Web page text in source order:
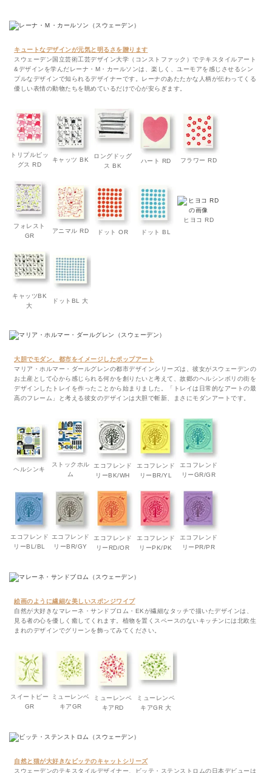
キュートなデザインが元気と明るさを贈ります
スウェーデン国立芸術工芸デザイン大学（コンストファック）でテキスタイルアート
&デザインを学んだレーナ・M・カールソンは、楽しく、ユーモアを感じさせるシン
プルなデザインで知られるデザイナーです。レーナのあたたかな人柄が伝わってくる
優しい表情の動物たちを眺めているだけで心が安らぎます。
トリプルピッ
グス RD
キャッツ BK
ロングドッグ
ス BK
ハート RD フラワー RD
フォレスト
GR
アニマル RD ドット OR ドット BL
ヒヨコ RD
キャッツBK
大
ドットBL 大
大胆でモダン、都市をイメージしたポップアート
マリア・ホルマー・ダールグレンの都市デザインシリーズは、彼女がスウェーデンの
お土産として心から感じられる何かを創りたいと考えて、故郷のヘルシンボリの街を
デザインしたトレイを作ったことから始まりました。「トレイは日常的なアートの最
高のフレーム」と考える彼女のデザインは大胆で斬新、まさにモダンアートです。
ヘルシンキ
ストックホル
ム
エコフレンド
リーBK/WH
エコフレンド
リーBR/YL
エコフレンド
リーGR/GR
エコフレンド
リーBL/BL
エコフレンド
リーBR/GY
エコフレンド
リーRD/OR
エコフレンド
リーPK/PK
エコフレンド
リーPR/PR
絵画のように繊細な美しいスポンジワイプ
自然が大好きなマレーネ・サンドブロム・EKが繊細なタッチで描いたデザインは、
見る者の心を優しく癒してくれます。植物を置くスペースのないキッチンには北欧生
まれのデザインでグリーンを飾ってみてください。
スイートピー
GR
ミューレンベ
キアGR
ミューレンベ
キアRD
ミューレンベ
キアGR 大
自然と猫が大好きなビッテのキャットシリーズ
スウェーデンのテキスタイルデザイナー、ビッテ・ステンストロムの日本デビューは